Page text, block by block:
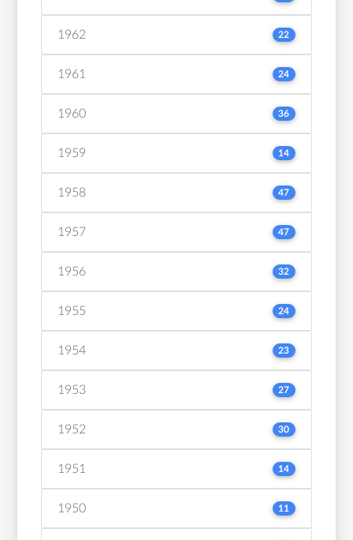
1962 22
1961 24
1960 36
1959 14
1958 47
1957 47
1956 32
1955 24
1954 23
1953 27
1952 30
1951 14
1950 11